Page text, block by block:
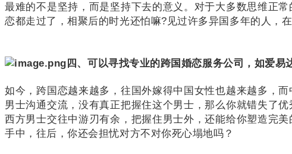
最难的不是坚持，而是坚持下去的意义。 对于大多数思维正
恋都走过了，相聚后的时光还怕嘛?见过许多异国多年的人，
四、可以寻找专业的跨国婚恋服务公司，如爱易
如今，跨国恋越来越多，往国外嫁得中国女性也越来越多，
男士沟通交流，没有真正把握住这个男士，那么你就错失了
西方男士交往中游刃有余，把握住男士外，还能给你塑造完
手中，往后，你还会担忧对方不对你死心塌地吗？